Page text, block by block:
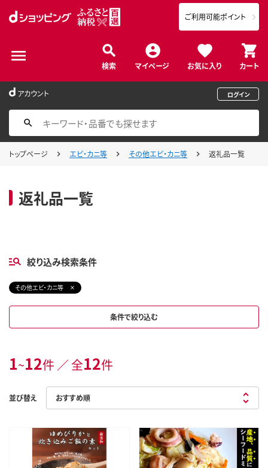
検索 マイページ お気に入り カート
ご利用可能ポイント
アカウント ログイン
トップページ エビ・カニ等 その他エビ・カニ等 返礼品一覧
返礼品一覧
絞り込み検索条件
その他エビ・カニ等
条件で絞り込む
1~12件 ／ 全12件
並び替え